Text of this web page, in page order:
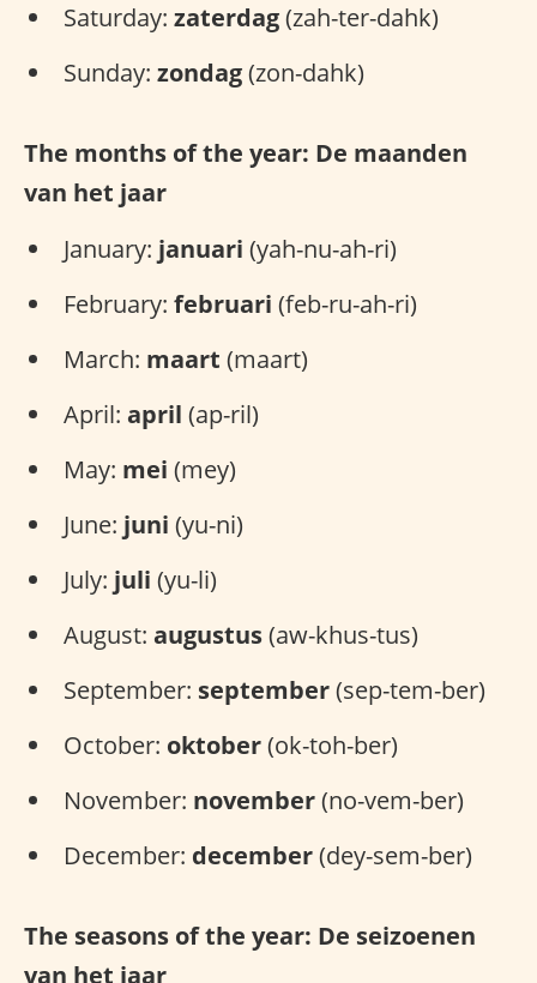
Saturday: zaterdag(zah-ter-dahk)
Sunday: zondag(zon-dahk)
The months of the year: De maanden
van het jaar
January: januari (yah-nu-ah-ri)
February: februari (feb-ru-ah-ri)
March: maart (maart)
April: april (ap-ril)
May: mei (mey)
June: juni (yu-ni)
July: juli (yu-li)
August: augustus(aw-khus-tus)
September: september(sep-tem-ber)
October: oktober(ok-toh-ber)
November: november(no-vem-ber)
December: december(dey-sem-ber)
The seasons of the year: De seizoenen
van het jaar